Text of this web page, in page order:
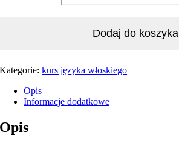
Dodaj do koszyka
Kategorie:kurs języka włoskiego
Opis
Informacje dodatkowe
Opis